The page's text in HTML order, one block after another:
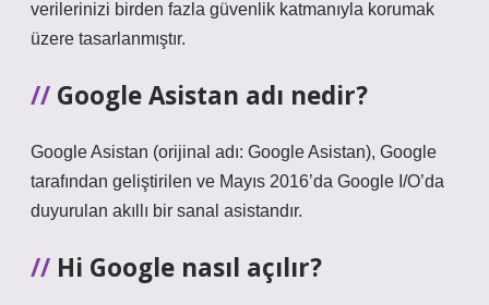
verilerinizi birden fazla güvenlik katmanıyla korumak
üzere tasarlanmıştır.
Google Asistan adı nedir?
Google Asistan (orijinal adı: Google Asistan), Google
tarafından geliştirilen ve Mayıs 2016’da Google I/O’da
duyurulan akıllı bir sanal asistandır.
Hi Google nasıl açılır?